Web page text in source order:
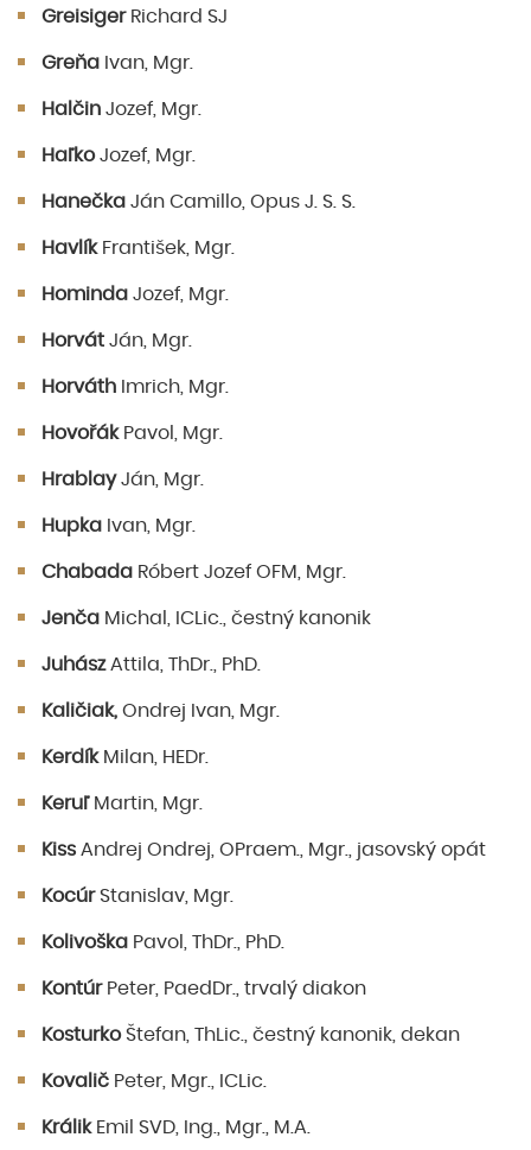
GreisigerRichard SJ
Greňa Ivan, Mgr.
Halčin Jozef, Mgr.
HaľkoJozef, Mgr.
Hanečka Ján Camillo, Opus J. S. S.
HavlíkFrantišek, Mgr.
Hominda Jozef, Mgr.
Horvát Ján, Mgr.
Horváth Imrich, Mgr.
HovořákPavol, Mgr.
HrablayJán, Mgr.
Hupka Ivan, Mgr.
Chabada Róbert Jozef OFM, Mgr.
Jenča Michal, ICLic., čestný kanonik
JuhászAttila, ThDr., PhD.
Kaličiak, Ondrej Ivan, Mgr.
KerdíkMilan, HEDr.
KeruľMartin, Mgr.
Kiss Andrej Ondrej, OPraem., Mgr., jasovský opát
KocúrStanislav, Mgr.
Kolivoška Pavol, ThDr., PhD.
KontúrPeter, PaedDr., trvalý diakon
KosturkoŠtefan, ThLic., čestný kanonik, dekan
Kovalič Peter, Mgr., ICLic.
KrálikEmil SVD, Ing., Mgr., M.A.